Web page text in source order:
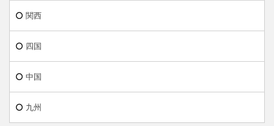
関西
四国
中国
九州